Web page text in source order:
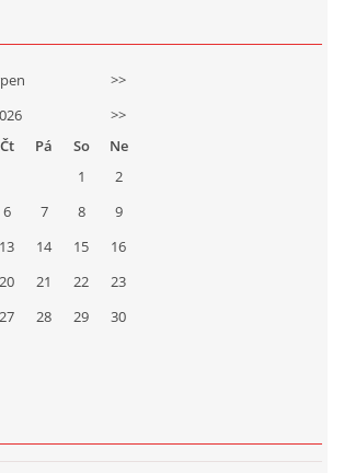
>>
>>
Čt Pá So
Ne
1
2
6 7 8
9
13 14 15
16
20 21 22
23
27 28 29
30